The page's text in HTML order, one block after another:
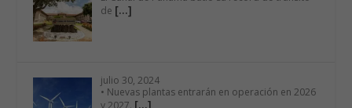
de […]
julio 30, 2024
• Nuevas plantas entrarán en operación en 2026
y 2027. […]